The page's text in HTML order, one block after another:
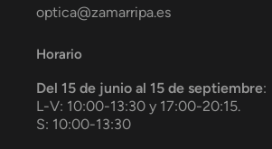
optica@zamarripa.es
Horario
Del 15 de junio al 15 de septiembre:
L-V: 10:00-13:30 y 17:00-20:15.
S: 10:00-13:30